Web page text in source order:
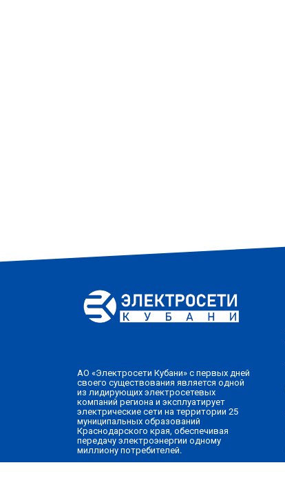
АО «Электросети Кубани» с первых дней
своего существования является одной
из лидирующих электросетевых
компаний региона и эксплуатирует
электрические сети на территории 25
муниципальных образований
Краснодарского края, обеспечивая
передачу электроэнергии одному
миллиону потребителей.